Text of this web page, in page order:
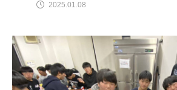
2025.01.08